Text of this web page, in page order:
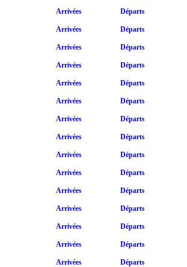
Arrivées Départs
Arrivées Départs
Arrivées Départs
Arrivées Départs
Arrivées Départs
Arrivées Départs
Arrivées Départs
Arrivées Départs
Arrivées Départs
Arrivées Départs
Arrivées Départs
Arrivées Départs
Arrivées Départs
Arrivées Départs
Arrivées Départs